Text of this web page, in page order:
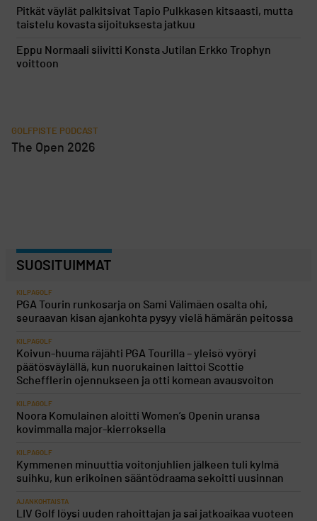
Pitkät väylät palkitsivat Tapio Pulkkasen kitsaasti, mutta
taistelu kovasta sijoituksesta jatkuu
Eppu Normaali siivitti Konsta Jutilan Erkko Trophyn
voittoon
GOLFPISTE PODCAST
The Open 2026
SUOSITUIMMAT
KILPAGOLF
PGA Tourin runkosarja on Sami Välimäen osalta ohi,
seuraavan kisan ajankohta pysyy vielä hämärän peitossa
KILPAGOLF
Koivun-huuma räjähti PGA Tourilla – yleisö vyöryi
päätösväylällä, kun nuorukainen laittoi Scottie
Schefflerin ojennukseen ja otti komean avausvoiton
KILPAGOLF
Noora Komulainen aloitti Women’s Openin uransa
kovimmalla major-kierroksella
KILPAGOLF
Kymmenen minuuttia voitonjuhlien jälkeen tuli kylmä
suihku, kun erikoinen sääntödraama sekoitti uusinnan
AJANKOHTAISTA
LIV Golf löysi uuden rahoittajan ja sai jatkoaikaa vuoteen